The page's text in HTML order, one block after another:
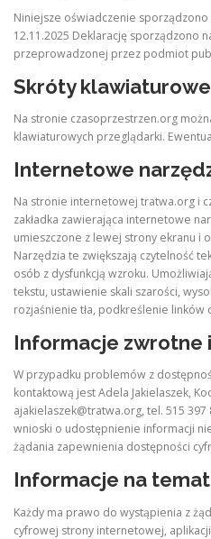
Niniejsze oświadczenie sporządzono
12.11.2025 Deklarację sporządzono
przeprowadzonej przez podmiot
Skróty klawiaturowe
Na stronie czasoprzestrzen.org
klawiaturowych przeglądarki.
Internetowe
Na stronie internetowej tratwa.org i
zakładka zawierająca internetowe
umieszczone z lewej strony ekranu i
Narzędzia te zwiększają czytelność
osób z dysfunkcją wzroku.
tekstu, ustawienie skali szarości,
rozjaśnienie tła, podkreślenie linków
Informacje zwrotne
W przypadku problemów z
kontaktową jest Adela Jakielaszek,
ajakielaszek@tratwa.org, tel. 515 397
wnioski o udostępnienie informacji
żądania zapewnienia dostępności
Informacje na
Każdy ma prawo do wystąpienia z
cyfrowej strony internetowej,